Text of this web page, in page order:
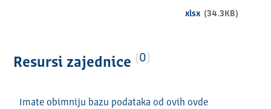
Планирани расходи 2022 измењени називи
програма/програмских активности и
xlsx (34.3KB)
Resursi zajednice 0
Imate obimniju bazu podataka od ovih ovde